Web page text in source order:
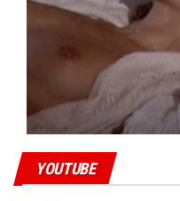
YOUTUBE